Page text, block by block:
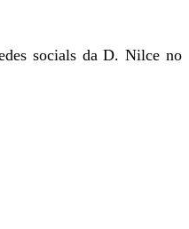
socials da D. Nilce no